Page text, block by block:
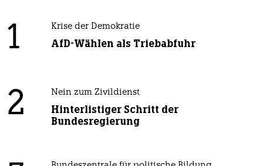
1 Krise der Demokratie
AfD-Wählen als Triebabfuhr
2 Nein zum Zivildienst
Hinterlistiger Schritt der
Bundesregierung